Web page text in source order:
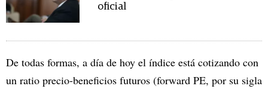
oficial
De todas formas, a día de hoy el índice está cotizando con
un ratio precio-beneficios futuros (forward PE, por su sigla